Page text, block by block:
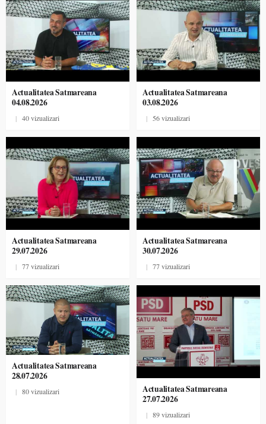
Actualitatea Satmareana
04.08.2026
| 40 vizualizari
Actualitatea Satmareana
03.08.2026
| 56 vizualizari
Actualitatea Satmareana
29.07.2026
| 77 vizualizari
Actualitatea Satmareana
30.07.2026
| 77 vizualizari
Actualitatea Satmareana
28.07.2026
| 80 vizualizari
Actualitatea Satmareana
27.07.2026
| 89 vizualizari